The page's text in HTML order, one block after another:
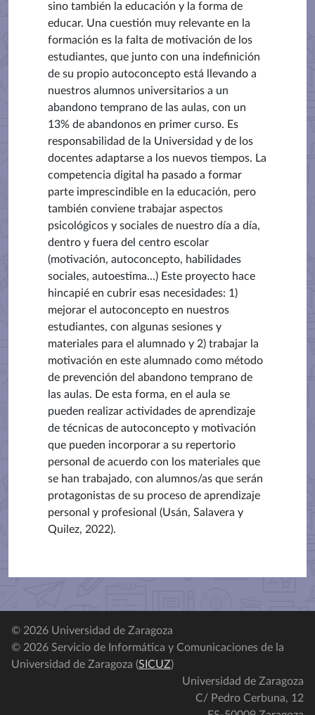
sino también la educación y la forma de
educar. Una cuestión muy relevante en la
formación es la falta de motivación de los
estudiantes, que junto con una indefinición
de su propio autoconcepto está llevando a
nuestros alumnos universitarios a un
abandono temprano de las aulas, con un
13% de abandonos en primer curso. Es
responsabilidad de la Universidad y de los
docentes adaptarse a los nuevos tiempos. La
competencia digital ha pasado a formar
parte imprescindible en la educación, pero
también conviene trabajar aspectos
psicológicos y sociales de nuestro día a día,
dentro y fuera del centro escolar
(motivación, autoconcepto, habilidades
sociales, autoestima...) Este proyecto hace
hincapié en cubrir esas necesidades: 1)
mejorar el autoconcepto en nuestros
estudiantes, con algunas sesiones y
materiales para el alumnado y 2) trabajar la
motivación en este alumnado como método
de prevención del abandono temprano de
las aulas. De esta forma, en el aula se
pueden realizar actividades de aprendizaje
de técnicas de autoconcepto y motivación
que pueden incorporar a su repertorio
personal de acuerdo con los materiales que
se han trabajado, con alumnos/as que serán
protagonistas de su proceso de aprendizaje
personal y profesional (Usán, Salavera y
Quilez, 2022).
© 2026 Universidad de Zaragoza
© 2026 Servicio de Informática y Comunicaciones de la
Universidad de Zaragoza (SICUZ)
Universidad de Zaragoza
C/ Pedro Cerbuna, 12